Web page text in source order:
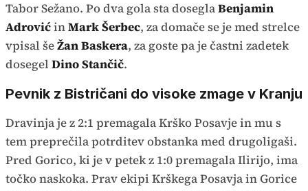
Tabor Sežano. Po dva gola sta doseglaBenjamin
AdrovićinMark Šerbec, za domače se je med strelce
vpisal šeŽan Baskera, za goste pa je častni zadetek
dosegel Dino Stančič.
Pevnik z Bistričani do visoke zmage v Kranju
Dravinja je z 2:1 premagala Krško Posavje in mu s
tem preprečila potrditev obstanka med drugoligaši.
Pred Gorico, ki je v petek z 1:0 premagala Ilirijo, ima
točko naskoka. Prav ekipi Krškega Posavja in Gorice